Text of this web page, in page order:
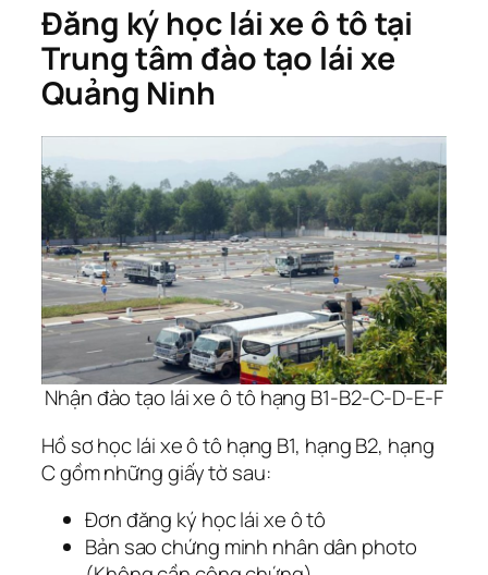
Đăng ký học lái xe ô tô tại
Trung tâm đào tạo lái xe
Quảng Ninh
Nhận đào tạo lái xe ô tô hạng B1-B2-C-D-E-F
Hồ sơ học lái xe ô tô hạng B1, hạng B2, hạng
C gồm những giấy tờ sau:
Đơn đăng ký học lái xe ô tô
Bản sao chứng minh nhân dân photo